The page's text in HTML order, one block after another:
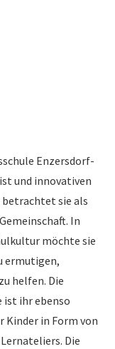
Enzersdorf-
und innovativen
betrachtet sie als
In
möchte sie
ermutigen,
helfen. Die
ihr ebenso
Kinder in Form von
Die